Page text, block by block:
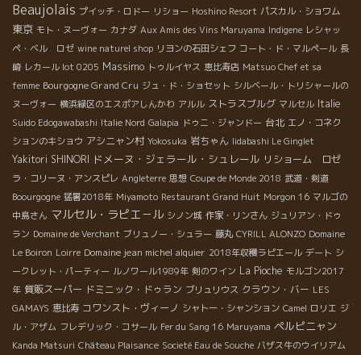
Beaujolais プイッチ・ロドー リショー Hoshino Resort パスカル・ショワム
東京 モト・ヌーヴォー カナダ Aux Amis des Vins Maruyama Indigene レシャッ
ペ・ベル ロゼ wine naturel shop リヨンの石田シェフ コート・ド・マルペール 長
崎 レカール lot 0205 Massimo トゥルイヤス 恵比寿店 Matsuo Chef et sa
femme Bourgogne Grand Cru ジュ・ド・ショセット シルベール・トリシャールの
ヌーヴォー 横浜緑区のエスポアしんかわ アルル ストラスブルグ マルセル Italie
Suido Edogawabashi Italie Nord Galapia ドゥニ・ジャンドー 台北 エノ・コネク
ションのキショウ アシニャン村 Yokosuka 岩ちゃん Iidabashi Le Ginglet
Yakitori SHINORI ドメーヌ・ジェラール・シュレール リショーム ロゼ
ラ・コリーヌ・アンスピレ Angleterre 思想 Coupe de Monde 2018 武道・剣道
Boourgogne 猛暑2018年 Miyamoto Restaurant Grand Huit Morgon 16 マルゴの
中島さん マルセル・ラピエ－ル シノン城 作家・リンさん ジュリアン・ドゥ
ラン Domaine de Verchant ブリュノー・シュラー 藤丸 CYRILL ALONZO Domaine
Le Boiron Loirre Domaine jean michel alquier 2018年収穫ラピエール デート シ
ークレット・パーティー ルノワール1989年 剣のワイン La Pioche モルゴン2017
年 質販スーパー ドミニック・ドゥラン ブリュリウス クラウン・バー LES
GAMAYS 恵比寿 コワンスト・ヴィーノ シャトー・シャンション Camel ロリエ ジ
ル・アザム フレデリック・コサール Fer du Sang 16 Maruyama ペルピニャン
Kanda Matsuri Château Plaisance Societé Eau de Souche バザス牛のウイリアム